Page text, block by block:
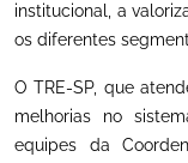
institucional, a
os diferentes
O TRE-SP, que
melhorias no
equipes da